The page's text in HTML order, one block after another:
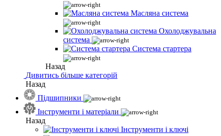
Масляна система
Охолоджувальна
система
Система стартера
Назад
Дивитись більше категорій
Назад
Підшипники
Інструменти і матеріали
Назад
Інструменти і ключі